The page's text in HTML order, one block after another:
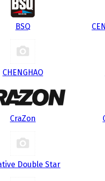
BSQ
CHENGHAO
CraZon
Double Star